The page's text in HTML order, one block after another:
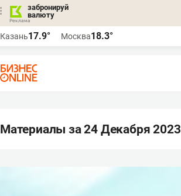
забронируй
валюту
Казань17.9° Москва18.3°
Материалы за 24 Декабря 2023